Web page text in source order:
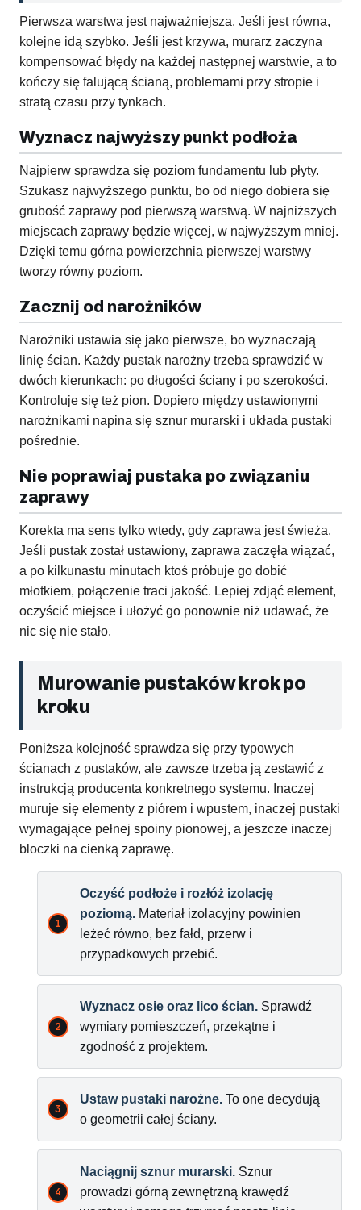
Pierwsza warstwa jest najważniejsza. Jeśli jest równa,
kolejne idą szybko. Jeśli jest krzywa, murarz zaczyna
kompensować błędy na każdej następnej warstwie, a to
kończy się falującą ścianą, problemami przy stropie i
stratą czasu przy tynkach.
Wyznacz najwyższy punkt podłoża
Najpierw sprawdza się poziom fundamentu lub płyty.
Szukasz najwyższego punktu, bo od niego dobiera się
grubość zaprawy pod pierwszą warstwą. W najniższych
miejscach zaprawy będzie więcej, w najwyższym mniej.
Dzięki temu górna powierzchnia pierwszej warstwy
tworzy równy poziom.
Zacznij od narożników
Narożniki ustawia się jako pierwsze, bo wyznaczają
linię ścian. Każdy pustak narożny trzeba sprawdzić w
dwóch kierunkach: po długości ściany i po szerokości.
Kontroluje się też pion. Dopiero między ustawionymi
narożnikami napina się sznur murarski i układa pustaki
pośrednie.
Nie poprawiaj pustaka po związaniu
zaprawy
Korekta ma sens tylko wtedy, gdy zaprawa jest świeża.
Jeśli pustak został ustawiony, zaprawa zaczęła wiązać,
a po kilkunastu minutach ktoś próbuje go dobić
młotkiem, połączenie traci jakość. Lepiej zdjąć element,
oczyścić miejsce i ułożyć go ponownie niż udawać, że
nic się nie stało.
Murowanie pustaków krok po
kroku
Poniższa kolejność sprawdza się przy typowych
ścianach z pustaków, ale zawsze trzeba ją zestawić z
instrukcją producenta konkretnego systemu. Inaczej
muruje się elementy z piórem i wpustem, inaczej pustaki
wymagające pełnej spoiny pionowej, a jeszcze inaczej
bloczki na cienką zaprawę.
Oczyść podłoże i rozłóż izolację
poziomą. Materiał izolacyjny powinien
leżeć równo, bez fałd, przerw i
przypadkowych przebić.
Wyznacz osie oraz lico ścian. Sprawdź
wymiary pomieszczeń, przekątne i
zgodność z projektem.
Ustaw pustaki narożne. To one decydują
o geometrii całej ściany.
Naciągnij sznur murarski. Sznur
prowadzi górną zewnętrzną krawędź